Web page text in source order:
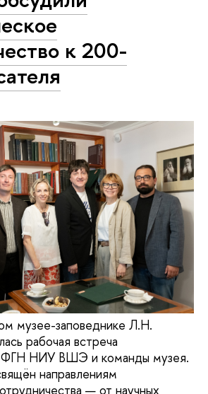
к 200-
музее-заповеднике Л.Н.
рабочая встреча
ФГН НИУ ВШЭ и команды музея.
направлениям
— от научных